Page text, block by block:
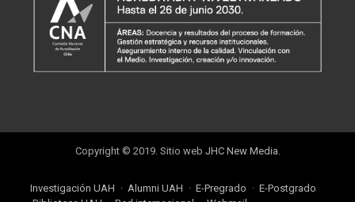
Copyright © 2019. Sitio web JHC New Media.
Investigación UAH Alumni UAH E-Pregrado
E-Postgrado